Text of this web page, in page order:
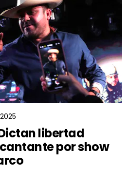
libertad
por show